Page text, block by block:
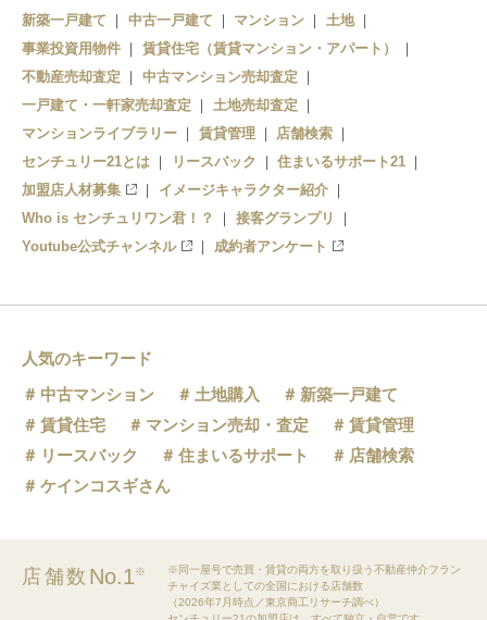
新築一戸建て 中古一戸建て マンション
土地
事業投資用物件
賃貸住宅（賃貸マンション・アパート）
不動産売却査定
中古マンション売却査定
一戸建て・一軒家売却査定
土地売却査定
マンションライブラリー
賃貸管理
店舗検索
センチュリー21とは
リースバック
住まいるサポート21
加盟店人材募集
イメージキャラクター紹介
Who is センチュリワン君！？
接客グランプリ
Youtube公式チャンネル
成約者アンケート
人気のキーワード
中古マンション
土地購入
新築一戸建て
賃貸住宅
マンション売却・査定
賃貸管理
リースバック
住まいるサポート
店舗検索
ケインコスギさん
店舗数 No.1※
※同一屋号で売買・賃貸の両方を取り扱う不動産仲介フラン
チャイズ業としての全国における店舗数
（2026年7月時点／東京商工リサーチ調べ）